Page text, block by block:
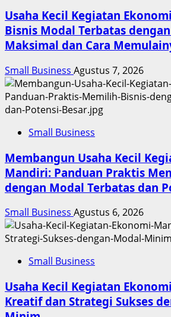
Usaha Kecil Kegiatan
Bisnis Modal Terbatas
Maksimal dan Cara
Small Business Agustus 7, 2026
Small Business
Membangun Usaha Kecil
Mandiri: Panduan Praktis
dengan Modal Terbatas dan
Small Business Agustus 6, 2026
Small Business
Usaha Kecil Kegiatan
Kreatif dan Strategi Sukses